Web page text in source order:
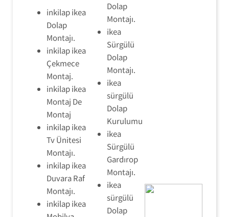
inkilap ikea
Dolap
Montajı.
inkilap ikea
Çekmece
Montaj.
inkilap ikea
Montaj De
Montaj
inkilap ikea
Tv Ünitesi
Montajı.
inkilap ikea
Duvara Raf
Montajı.
inkilap ikea
Dolap
Montajı.
ikea
Sürgülü
Dolap
Montajı.
ikea
sürgülü
Dolap
Kurulumu
ikea
Sürgülü
Gardırop
Montajı.
ikea
sürgülü
Dolap